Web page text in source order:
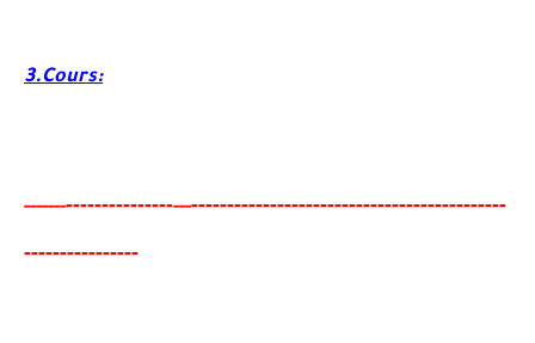
3.Cours:
---------------------------------------------------------------------
----------------